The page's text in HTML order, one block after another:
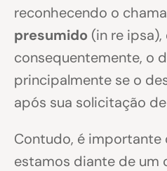
reconhecendo o
presumido (in re ipsa),
consequentemente, o
principalmente se o
após sua solicitação
Contudo, é importante
estamos diante de um